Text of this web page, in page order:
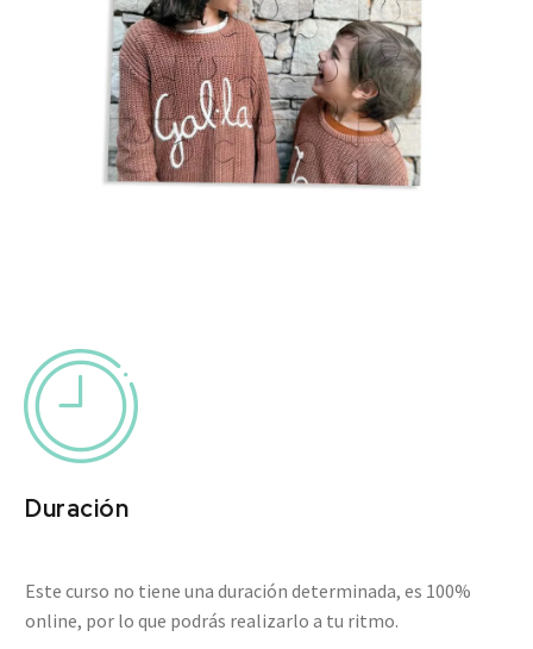


Duración
Este curso no tiene una duración determinada, es 100%
online, por lo que podrás realizarlo a tu ritmo.